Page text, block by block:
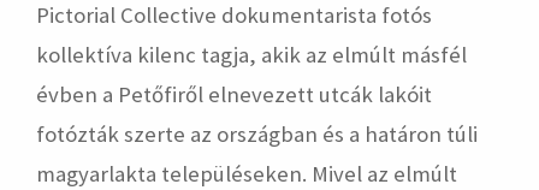
Pictorial Collective dokumentarista fotós
kollektíva kilenc tagja, akik az elmúlt másfél
évben a Petőfiről elnevezett utcák lakóit
fotózták szerte az országban és a határon túli
magyarlakta településeken. Mivel az elmúlt